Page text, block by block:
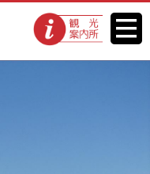
観光案内所
メニ
ュー